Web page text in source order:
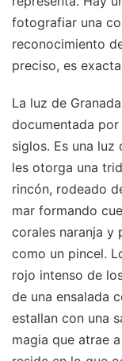
fotografiar una
reconocimiento
preciso, es
La luz de
documentada
siglos. Es una luz
les otorga una
rincón, rodeado
mar formando
corales naranja y
como un pincel.
rojo intenso de
de una ensalada
estallan con una
magia que atrae